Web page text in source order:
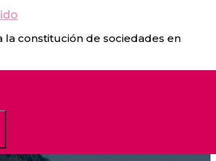
la constitución de sociedades en